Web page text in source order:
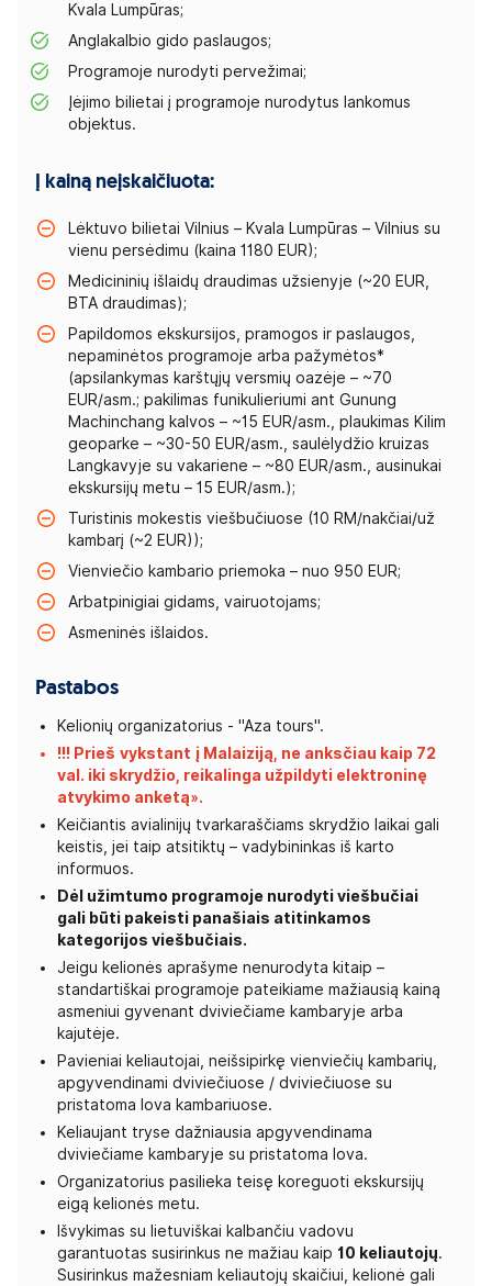
Kvala Lumpūras;
Anglakalbio gido paslaugos;
Programoje nurodyti pervežimai;
Įėjimo bilietai į programoje nurodytus lankomus
objektus.
Į kainą neįskaičiuota:
Lėktuvo bilietai Vilnius – Kvala Lumpūras – Vilnius su
vienu persėdimu (kaina 1180 EUR);
Medicininių išlaidų draudimas užsienyje (~20 EUR,
BTA draudimas);
Papildomos ekskursijos, pramogos ir paslaugos,
nepaminėtos programoje arba pažymėtos*
(apsilankymas karštųjų versmių oazėje – ~70
EUR/asm.; pakilimas funikulieriumi ant Gunung
Machinchang kalvos – ~15 EUR/asm., plaukimas Kilim
geoparke – ~30-50 EUR/asm., saulėlydžio kruizas
Langkavyje su vakariene – ~80 EUR/asm., ausinukai
ekskursijų metu – 15 EUR/asm.);
Turistinis mokestis viešbučiuose (10 RM/nakčiai/už
kambarį (~2 EUR));
Vienviečio kambario priemoka – nuo 950 EUR;
Arbatpinigiai gidams, vairuotojams;
Asmeninės išlaidos.
Pastabos
Kelionių organizatorius - "Aza tours".
!!! Prieš vykstant į Malaiziją, ne anksčiau kaip 72
val. iki skrydžio, reikalinga užpildyti elektroninę
atvykimo anketą».
Keičiantis avialinijų tvarkaraščiams skrydžio laikai gali
keistis, jei taip atsitiktų – vadybininkas iš karto
informuos.
Dėl užimtumo programoje nurodyti viešbučiai
gali būti pakeisti panašiais atitinkamos
kategorijos viešbučiais.
Jeigu kelionės aprašyme nenurodyta kitaip –
standartiškai programoje pateikiame mažiausią kainą
asmeniui gyvenant dviviečiame kambaryje arba
kajutėje.
Pavieniai keliautojai, neišsipirkę vienviečių kambarių,
apgyvendinami dviviečiuose / dviviečiuose su
pristatoma lova kambariuose.
Keliaujant tryse dažniausia apgyvendinama
dviviečiame kambaryje su pristatoma lova.
Organizatorius pasilieka teisę koreguoti ekskursijų
eigą kelionės metu.
Išvykimas su lietuviškai kalbančiu vadovu
garantuotas susirinkus ne mažiau kaip 10 keliautojų.
Susirinkus mažesniam keliautojų skaičiui, kelionė gali